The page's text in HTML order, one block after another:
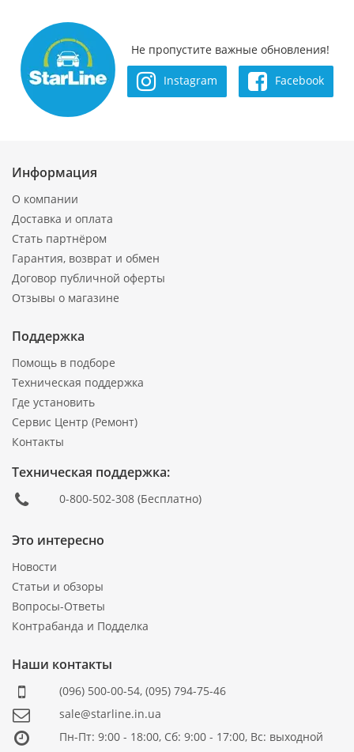
Не пропустите важные обновления!
Instagram Facebook
Информация
О компании
Доставка и оплата
Стать партнёром
Гарантия, возврат и обмен
Договор публичной оферты
Отзывы о магазине
Поддержка
Помощь в подборе
Техническая поддержка
Где установить
Сервис Центр (Ремонт)
Контакты
Техническая поддержка:
0-800-502-308(Бесплатно)
Это интересно
Новости
Статьи и обзоры
Вопросы-Ответы
Контрабанда и Подделка
Наши контакты
(096) 500-00-54, (095) 794-75-46
sale@starline.in.ua
Пн-Пт: 9:00 - 18:00, Сб: 9:00 - 17:00, Вс: выходной